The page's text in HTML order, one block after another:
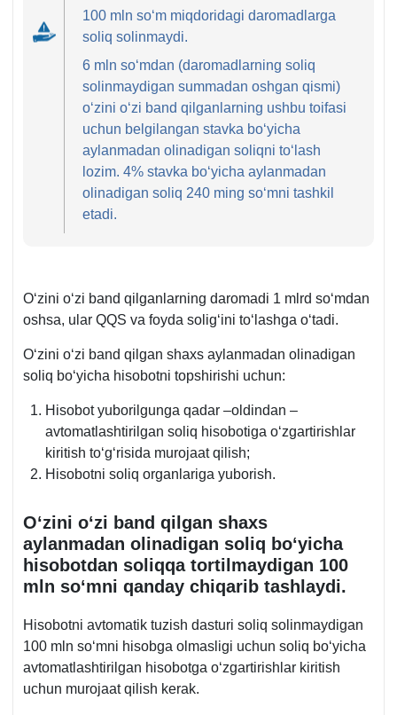
100 mln soʻm miqdoridagi daromadlarga
soliq solinmaydi.
6 mln soʻmdan (daromadlarning soliq
solinmaydigan summadan oshgan qismi)
oʻzini oʻzi band qilganlarning ushbu toifasi
uchun belgilangan stavka boʻyicha
aylanmadan olinadigan soliqni toʻlash
lozim. 4% stavka boʻyicha aylanmadan
olinadigan soliq 240 ming soʻmni tashkil
etadi.
Oʻzini oʻzi band qilganlarning daromadi 1 mlrd soʻmdan
oshsa, ular QQS va foyda soligʻini toʻlashga oʻtadi.
Oʻzini oʻzi band qilgan shaхs aylanmadan olinadigan
soliq boʻyicha hisobotni topshirishi uchun:
Hisobot yuborilgunga qadar –oldindan –
avtomatlashtirilgan soliq hisobotiga oʻzgartirishlar
kiritish toʻgʻrisida murojaat qilish;
Hisobotni soliq organlariga yuborish.
Oʻzini oʻzi band qilgan shaхs
aylanmadan olinadigan soliq boʻyicha
hisobotdan soliqqa tortilmaydigan 100
mln soʻmni qanday chiqarib tashlaydi.
Hisobotni avtomatik tuzish dasturi soliq solinmaydigan
100 mln soʻmni hisobga olmasligi uchun soliq boʻyicha
avtomatlashtirilgan hisobotga oʻzgartirishlar kiritish
uchun murojaat qilish kerak.